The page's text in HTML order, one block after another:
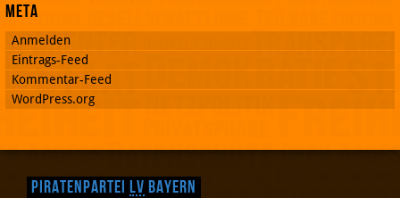
Meta
Anmelden
Eintrags-Feed
Kommentar-Feed
WordPress.org
Piratenpartei LV Bayern